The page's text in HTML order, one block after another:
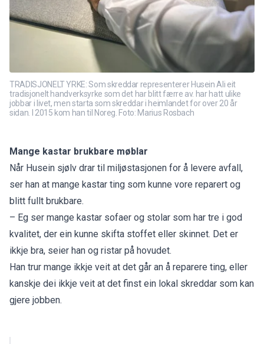
TRADISJONELT YRKE: Som skreddar representerer Husein Ali eit
tradisjonelt handverksyrke som det har blitt færre av. har hatt ulike
jobbar i livet, men starta som skreddar i heimlandet for over 20 år
sidan. I 2015 kom han til Noreg. Foto: Marius Rosbach
Mange kastar brukbare møblar
Når Husein sjølv drar til miljøstasjonen for å levere avfall,
ser han at mange kastar ting som kunne vore reparert og
blitt fullt brukbare.
– Eg ser mange kastar sofaer og stolar som har tre i god
kvalitet, der ein kunne skifta stoffet eller skinnet. Det er
ikkje bra, seier han og ristar på hovudet.
Han trur mange ikkje veit at det går an å reparere ting, eller
kanskje dei ikkje veit at det finst ein lokal skreddar som kan
gjere jobben.